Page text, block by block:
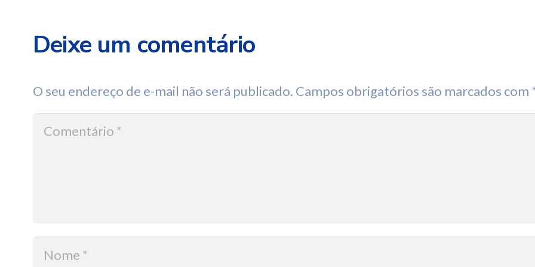
Deixe um comentário
O seu endereço de e-mail não será publicado. Campos obrigatórios são marcados com